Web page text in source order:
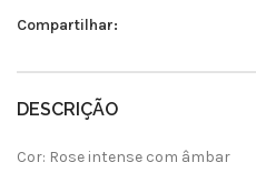
Compartilhar:
DESCRIÇÃO
Cor: Rose intense com âmbar